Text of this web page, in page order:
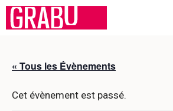
Aller
« Tous les Évènements
Cet évènement est passé.